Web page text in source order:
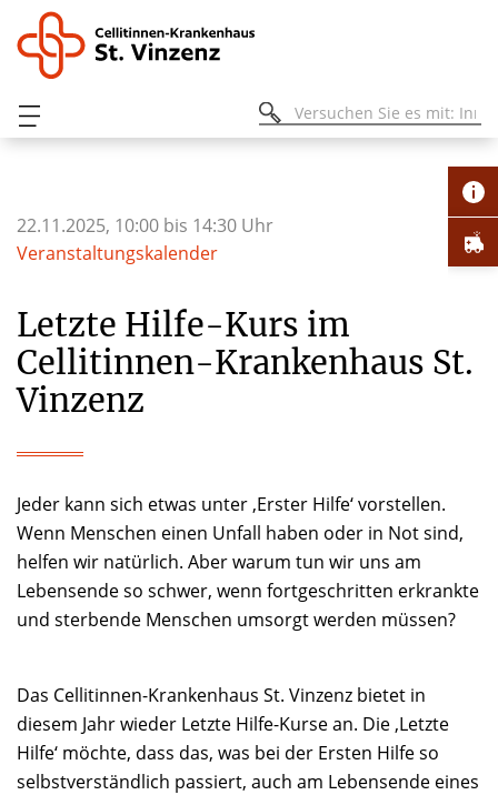
Veranstaltungskalender
22.11.2025, 10:00 bis 14:30 Uhr
Letzte Hilfe-Kurs im
Cellitinnen-Krankenhaus St.
Vinzenz
Jeder kann sich etwas unter ‚Erster Hilfe‘ vorstellen.
Wenn Menschen einen Unfall haben oder in Not sind,
helfen wir natürlich. Aber warum tun wir uns am
Lebensende so schwer, wenn fortgeschritten erkrankte
und sterbende Menschen umsorgt werden müssen?
Das Cellitinnen-Krankenhaus St. Vinzenz bietet in
diesem Jahr wieder Letzte Hilfe-Kurse an. Die ‚Letzte
Hilfe‘ möchte, dass das, was bei der Ersten Hilfe so
selbstverständlich passiert, auch am Lebensende eines